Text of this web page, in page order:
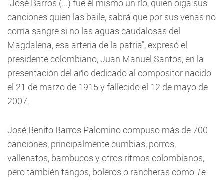
"José Barros (...) fue él mismo un río, quien oiga sus
canciones quien las baile, sabrá que por sus venas no
corría sangre si no las aguas caudalosas del
Magdalena, esa arteria de la patria", expresó el
presidente colombiano, Juan Manuel Santos, en la
presentación del año dedicado al compositor nacido
el 21 de marzo de 1915 y fallecido el 12 de mayo de
2007.
José Benito Barros Palomino compuso más de 700
canciones, principalmente cumbias, porros,
vallenatos, bambucos y otros ritmos colombianos,
pero también tangos, boleros o rancheras como Te